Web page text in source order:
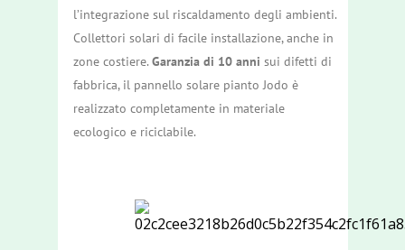
l’integrazione sul riscaldamento degli ambienti.
Collettori solari di facile installazione, anche in
zone costiere. Garanzia di 10 anni sui difetti di
fabbrica, il pannello solare pianto Jodo è
realizzato completamente in materiale
ecologico e riciclabile.